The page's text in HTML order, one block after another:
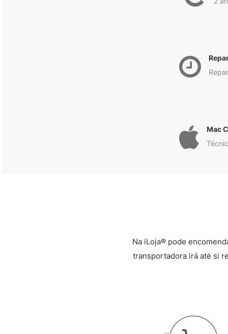
Mac
Na iLoja® pode
transportadora irá até si